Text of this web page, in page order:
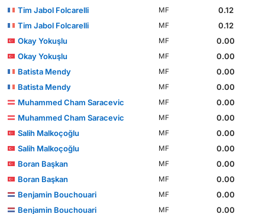
Tim Jabol Folcarelli
MF
0.12
Tim Jabol Folcarelli
MF
0.12
Okay Yokuşlu
MF
0.00
Okay Yokuşlu
MF
0.00
Batista Mendy
MF
0.00
Batista Mendy
MF
0.00
Muhammed Cham Saracevic
MF
0.00
Muhammed Cham Saracevic
MF
0.00
Salih Malkoçoğlu
MF
0.00
Salih Malkoçoğlu
MF
0.00
Boran Başkan
MF
0.00
Boran Başkan
MF
0.00
Benjamin Bouchouari
MF
0.00
Benjamin Bouchouari
MF 0.00